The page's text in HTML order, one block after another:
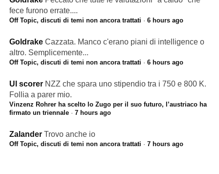
fece furono errate....
Off Topic, discuti di temi non ancora trattati · 6 hours ago
Goldrake Cazzata. Manco c'erano piani di intelligence o
altro. Semplicemente...
Off Topic, discuti di temi non ancora trattati · 6 hours ago
Ul scorer NZZ che spara uno stipendio tra i 750 e 800 K.
Follia a parer mio.
Vinzenz Rohrer ha scelto lo Zugo per il suo futuro, l’austriaco ha
firmato un triennale· 7 hours ago
Zalander Trovo anche io
Off Topic, discuti di temi non ancora trattati · 7 hours ago